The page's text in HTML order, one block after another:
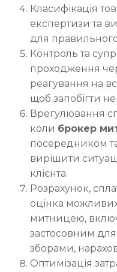
Класифікація
експертизи та
для
Контроль та
проходження
реагування на
щоб запобігти
Врегулювання
коли брокер
посередником
вирішити
клієнта.
Розрахунок,
оцінка можливих
митницею,
застосовним для
зборами,
Оптимізація